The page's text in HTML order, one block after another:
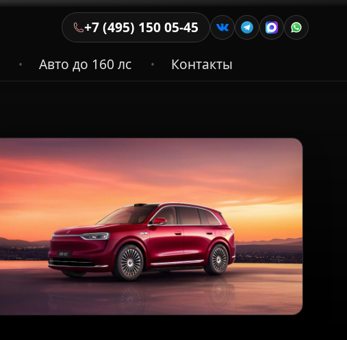
+7 (495) 150 05-45
• Авто до 160 лс • Контакты